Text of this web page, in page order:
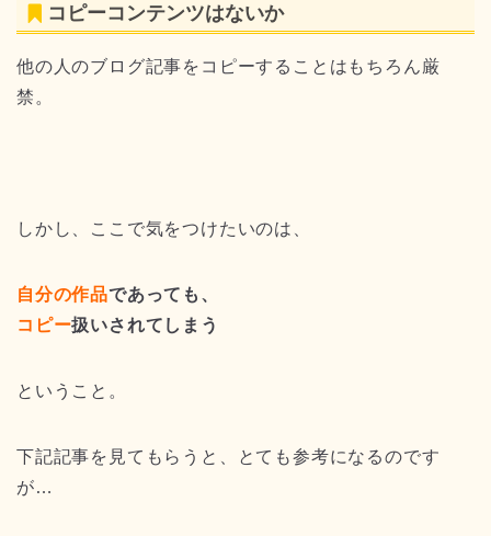
コピーコンテンツはないか
他の人のブログ記事をコピーすることはもちろん厳
禁。
しかし、ここで気をつけたいのは、
自分の作品であっても、
コピー扱いされてしまう
ということ。
下記記事を見てもらうと、とても参考になるのです
が…